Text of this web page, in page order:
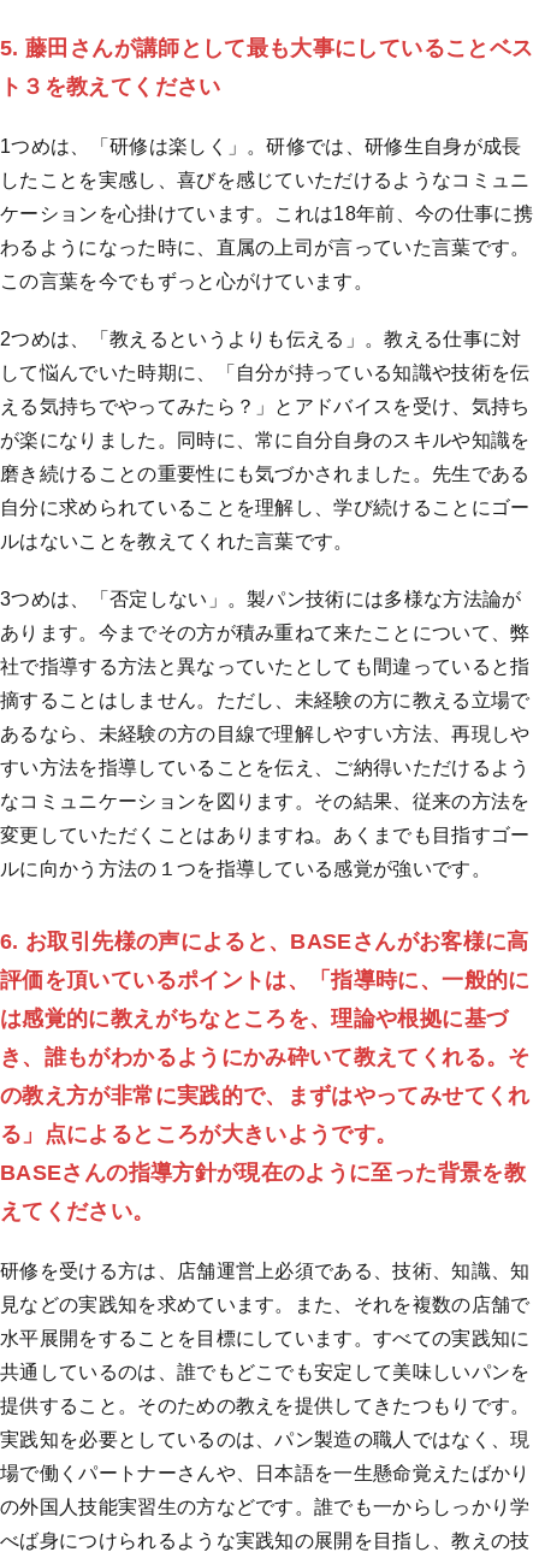
5. 藤田さんが講師として最も大事にしていることベス
ト３を教えてください
1つめは、「研修は楽しく」。研修では、研修生自身が成長
したことを実感し、喜びを感じていただけるようなコミュニ
ケーションを心掛けています。これは18年前、今の仕事に携
わるようになった時に、直属の上司が言っていた言葉です。
この言葉を今でもずっと心がけています。
2つめは、「教えるというよりも伝える」。教える仕事に対
して悩んでいた時期に、「自分が持っている知識や技術を伝
える気持ちでやってみたら？」とアドバイスを受け、気持ち
が楽になりました。同時に、常に自分自身のスキルや知識を
磨き続けることの重要性にも気づかされました。先生である
自分に求められていることを理解し、学び続けることにゴー
ルはないことを教えてくれた言葉です。
3つめは、「否定しない」。製パン技術には多様な方法論が
あります。今までその方が積み重ねて来たことについて、弊
社で指導する方法と異なっていたとしても間違っていると指
摘することはしません。ただし、未経験の方に教える立場で
あるなら、未経験の方の目線で理解しやすい方法、再現しや
すい方法を指導していることを伝え、ご納得いただけるよう
なコミュニケーションを図ります。その結果、従来の方法を
変更していただくことはありますね。あくまでも目指すゴー
ルに向かう方法の１つを指導している感覚が強いです。
6. お取引先様の声によると、BASEさんがお客様に高
評価を頂いているポイントは、
「指導時に、一般的に
は感覚的に教えがちなところを、理論や根拠に基づ
き、誰もがわかるようにかみ砕いて教えてくれる。そ
の教え方が非常に実践的で、まずはやってみせてくれ
る」点によるところが大きいようです。
BASEさんの指導方針が現在のように至った背景を教
えてください。
研修を受ける方は、店舗運営上必須である、技術、知識、知
見などの実践知を求めています。また、それを複数の店舗で
水平展開をすることを目標にしています。すべての実践知に
共通しているのは、誰でもどこでも安定して美味しいパンを
提供すること。そのための教えを提供してきたつもりです。
実践知を必要としているのは、パン製造の職人ではなく、現
場で働くパートナーさんや、日本語を一生懸命覚えたばかり
の外国人技能実習生の方などです。誰でも一からしっかり学
べば身につけられるような実践知の展開を目指し、教えの技